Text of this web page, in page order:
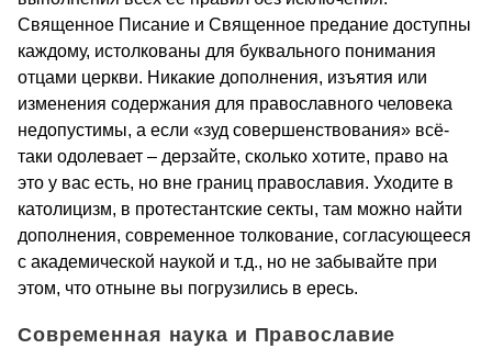
Священное Писание и Священное предание доступны
каждому, истолкованы для буквального понимания
отцами церкви. Никакие дополнения, изъятия или
изменения содержания для православного человека
недопустимы, а если «зуд совершенствования» всё-
таки одолевает – дерзайте, сколько хотите, право на
это у вас есть, но вне границ православия. Уходите в
католицизм, в протестантские секты, там можно найти
дополнения, современное толкование, согласующееся
с академической наукой и т.д., но не забывайте при
этом, что отныне вы погрузились в ересь.
Современная наука и Православие